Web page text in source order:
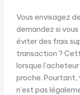
Vous envisagez
demandez si
éviter des frais
transaction ?
lorsque
proche. Pourtant,
n’est pas